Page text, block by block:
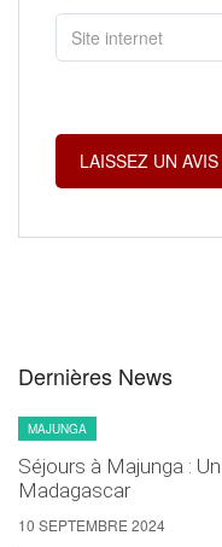
Dernières News
MAJUNGA
Séjours à Majunga :
Madagascar
10 SEPTEMBRE 2024